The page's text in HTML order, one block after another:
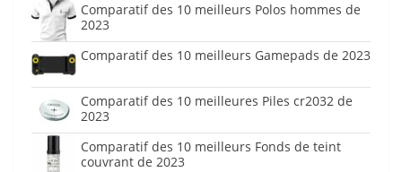
Comparatif des 10 meilleurs Polos hommes de
2023
Comparatif des 10 meilleurs Gamepads de 2023
Comparatif des 10 meilleures Piles cr2032 de
2023
Comparatif des 10 meilleurs Fonds de teint
couvrant de 2023